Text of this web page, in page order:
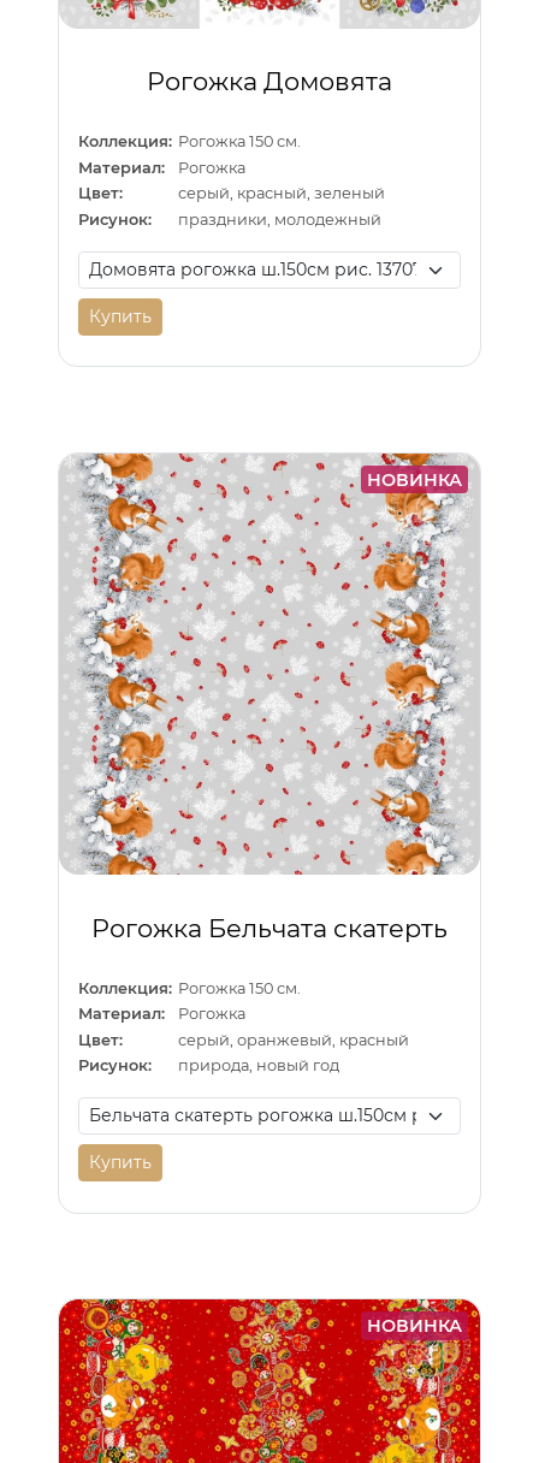
Рогожка Домовята
Коллекция: Рогожка 150 см.
Материал:
Рогожка
Цвет:
серый, красный, зеленый
Рисунок:
праздники, молодежный
Купить
НОВИНКА
Рогожка Бельчата скатерть
Коллекция: Рогожка 150 см.
Материал:
Рогожка
Цвет:
серый, оранжевый, красный
Рисунок:
природа, новый год
Купить
НОВИНКА